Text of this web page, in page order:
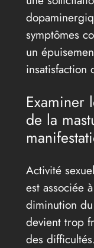
symptômes
un
insatisfaction
Examiner
de la
Activité
est associée
diminution du
devient trop
des difficultés.